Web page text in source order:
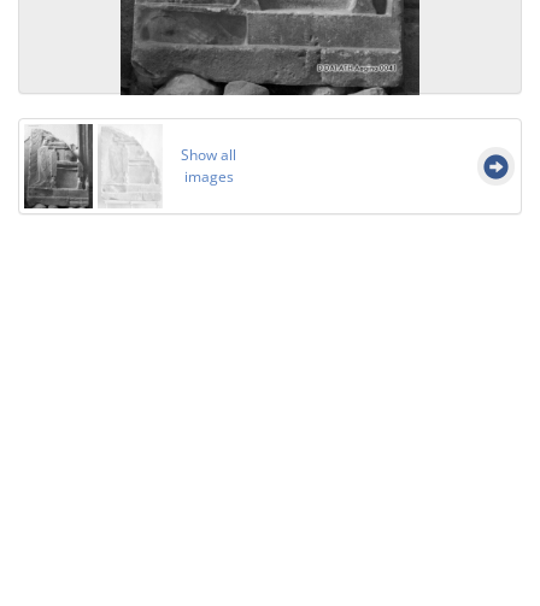
Show all
images